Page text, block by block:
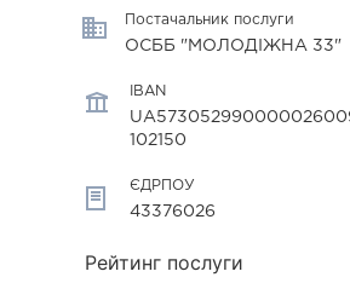
Постачальник послуги
ОСББ "МОЛОДІЖНА 33"
IBAN
102150
ЄДРПОУ
43376026
Рейтинг послуги